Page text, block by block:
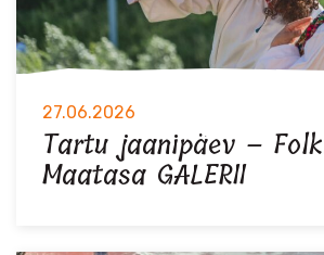
27.06.2026
Tartu jaanipäev –
Maatasa GALERII